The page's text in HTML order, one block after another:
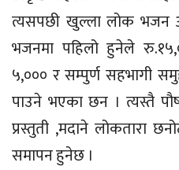
त्यसपछी खुल्ला लोक भजन
भजनमा पहिलो हुनेले
५,००० र सम्पुर्ण सहभागी
पाउने भएका छन । त्यस्तै
प्रस्तुती ,मदाने लोकतारा
समापन हुनेछ ।